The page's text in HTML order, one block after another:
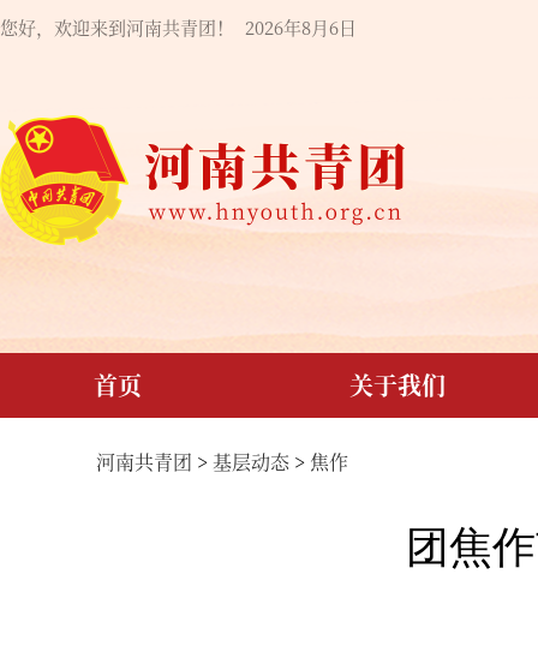
您好，欢迎来到河南共青团！ 2026年8月6日
首页 关于我们
河南共青团 > 基层动态 > 焦作
团焦